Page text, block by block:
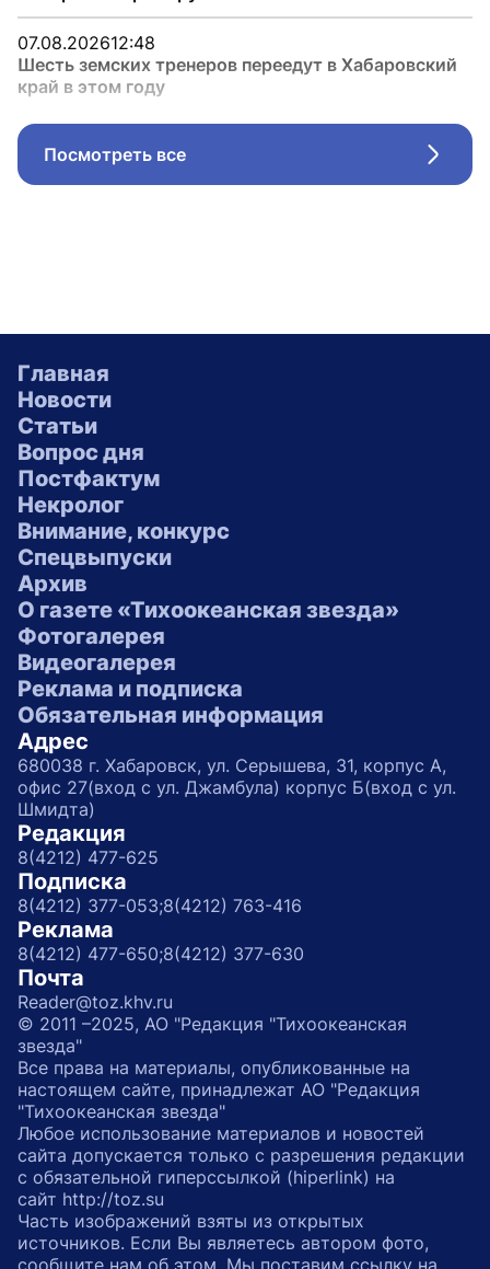
07.08.202612:48
Шесть земских тренеров переедут в Хабаровский
край в этом году
Посмотреть все
Главная
Новости
Статьи
Вопрос дня
Постфактум
Некролог
Внимание, конкурс
Спецвыпуски
Архив
О газете «Тихоокеанская звезда»
Фотогалерея
Видеогалерея
Реклама и подписка
Обязательная информация
Адрес
680038 г. Хабаровск, ул. Серышева, 31, корпус А,
офис 27(вход с ул. Джамбула) корпус Б(вход с ул.
Шмидта)
Редакция
8(4212) 477-625
Подписка
8(4212) 377-053;8(4212) 763-416
Реклама
8(4212) 477-650;8(4212) 377-630
Почта
Reader@toz.khv.ru
© 2011 –2025, АО "Редакция "Тихоокеанская
звезда"
Все права на материалы, опубликованные на
настоящем сайте, принадлежат АО "Редакция
"Тихоокеанская звезда"
Любое использование материалов и новостей
сайта допускается только с разрешения редакции
с обязательной гиперссылкой (hiperlink) на
сайт http://toz.su
Часть изображений взяты из открытых
источников. Если Вы являетесь автором фото,